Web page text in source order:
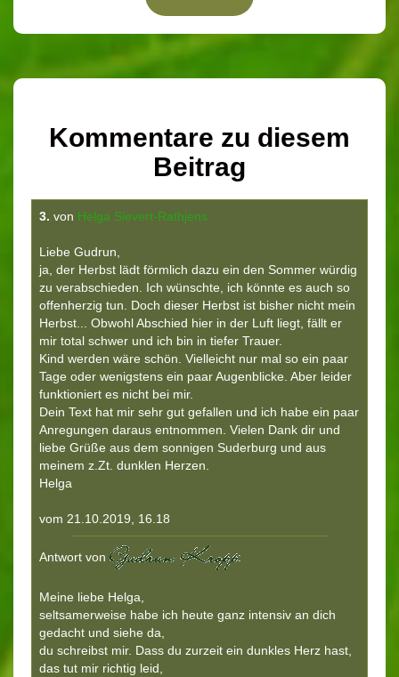
Kommentare zu diesem
Beitrag
3. von Helga Sievert-Rathjens
Liebe Gudrun,
ja, der Herbst lädt förmlich dazu ein den Sommer würdig
zu verabschieden. Ich wünschte, ich könnte es auch so
offenherzig tun. Doch dieser Herbst ist bisher nicht mein
Herbst... Obwohl Abschied hier in der Luft liegt, fällt er
mir total schwer und ich bin in tiefer Trauer.
Kind werden wäre schön. Vielleicht nur mal so ein paar
Tage oder wenigstens ein paar Augenblicke. Aber leider
funktioniert es nicht bei mir.
Dein Text hat mir sehr gut gefallen und ich habe ein paar
Anregungen daraus entnommen. Vielen Dank dir und
liebe Grüße aus dem sonnigen Suderburg und aus
meinem z.Zt. dunklen Herzen.
Helga
vom 21.10.2019, 16.18
Antwort von :
Meine liebe Helga,
seltsamerweise habe ich heute ganz intensiv an dich
gedacht und siehe da,
du schreibst mir. Dass du zurzeit ein dunkles Herz hast,
das tut mir richtig leid,